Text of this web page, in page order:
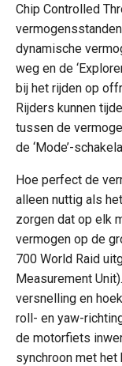
Chip Controlled
dynamische
weg en de
bij het rijden op
Rijders kunnen
tussen de
de ‘Mode’-
Hoe perfect de
alleen nuttig als
zorgen dat op elk
vermogen op de
700 World Raid
Measurement
versnelling en
roll- en yaw-
de motorfiets
synchroon met